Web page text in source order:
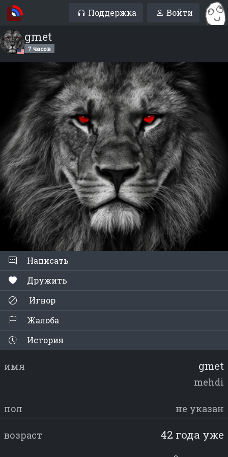
Поддержка Войти
gmet
7 часов
Написать
Дружить
Игнор
Жалоба
История
имя gmet
mehdi
пол не указан
возраст 42 года уже